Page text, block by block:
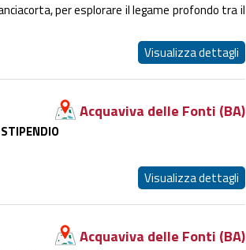
per esplorare il legame profondo tra il
Visualizza dettagli
Acquaviva delle Fonti (BA)
Visualizza dettagli
Acquaviva delle Fonti (BA)